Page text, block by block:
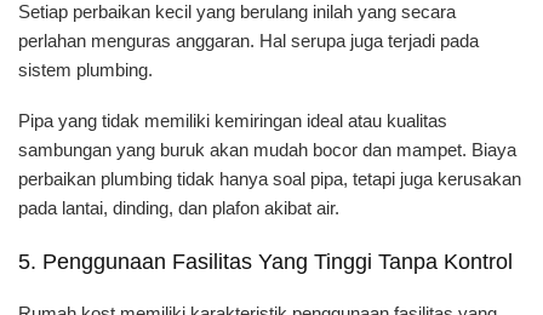
Setiap perbaikan kecil yang berulang inilah yang secara
perlahan menguras anggaran. Hal serupa juga terjadi pada
sistem plumbing.
Pipa yang tidak memiliki kemiringan ideal atau kualitas
sambungan yang buruk akan mudah bocor dan mampet. Biaya
perbaikan plumbing tidak hanya soal pipa, tetapi juga kerusakan
pada lantai, dinding, dan plafon akibat air.
5. Penggunaan Fasilitas Yang Tinggi Tanpa Kontrol